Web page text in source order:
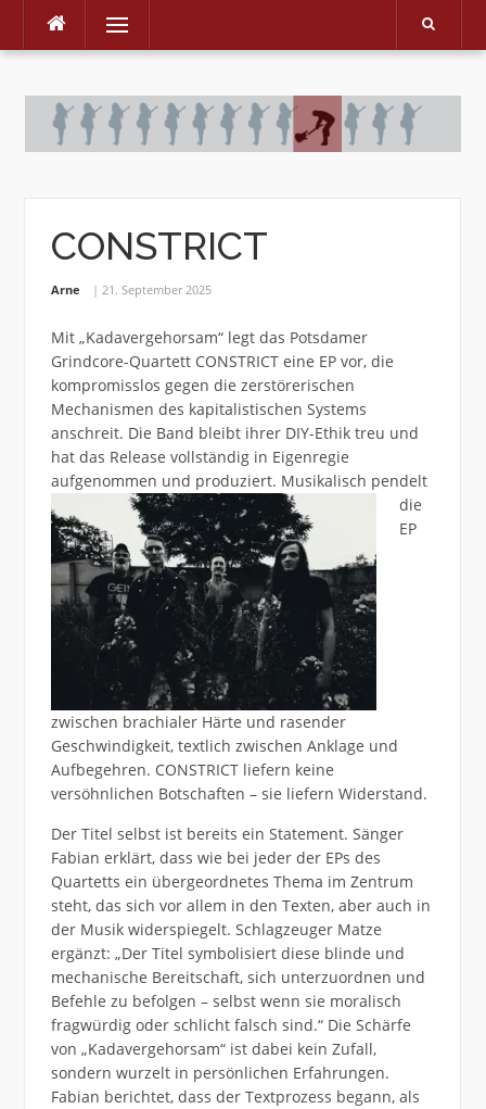
Skip
Menu
CONSTRICT
Arne 21. September 2025
Mit „Kadavergehorsam“ legt das Potsdamer
Grindcore-Quartett CONSTRICT eine EP vor, die
kompromisslos gegen die zerstörerischen
Mechanismen des kapitalistischen Systems
anschreit. Die Band bleibt ihrer DIY-Ethik treu und
hat das Release vollständig in Eigenregie
aufgenommen und produziert. Musikalisch pendelt
die
EP
zwischen brachialer Härte und rasender
Geschwindigkeit, textlich zwischen Anklage und
Aufbegehren. CONSTRICT liefern keine
versöhnlichen Botschaften – sie liefern Widerstand.
Der Titel selbst ist bereits ein Statement. Sänger
Fabian erklärt, dass wie bei jeder der EPs des
Quartetts ein übergeordnetes Thema im Zentrum
steht, das sich vor allem in den Texten, aber auch in
der Musik widerspiegelt. Schlagzeuger Matze
ergänzt: „Der Titel symbolisiert diese blinde und
mechanische Bereitschaft, sich unterzuordnen und
Befehle zu befolgen – selbst wenn sie moralisch
fragwürdig oder schlicht falsch sind.“ Die Schärfe
von „Kadavergehorsam“ ist dabei kein Zufall,
sondern wurzelt in persönlichen Erfahrungen.
Fabian berichtet, dass der Textprozess begann, als